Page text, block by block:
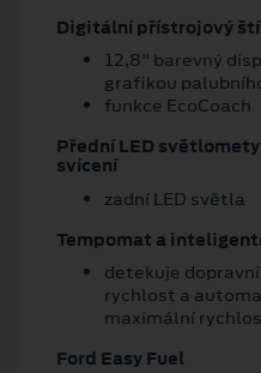
Digitální přístrojový
12,8" barevný
grafikou
funkce EcoCoach
Přední LED
svícení
zadní LED světla
Tempomat a
detekuje
rychlost a
maximální
Ford Easy Fuel